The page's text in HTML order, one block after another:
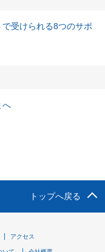
受けられる8つのサポ
へ
トップへ戻る
アクセス